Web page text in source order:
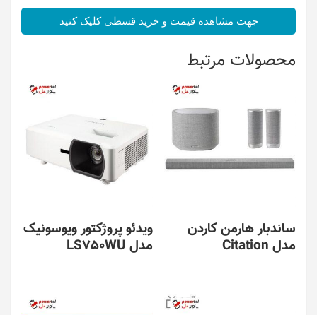
جهت مشاهده قیمت و خرید قسطی کلیک کنید
محصولات مرتبط
ساندبار هارمن کاردن
مدل Citation
ویدئو پروژکتور ویوسونیک
مدل LS750WU